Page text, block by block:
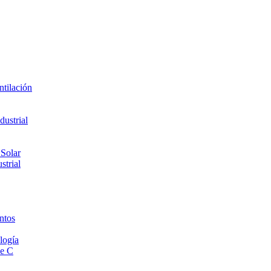
C